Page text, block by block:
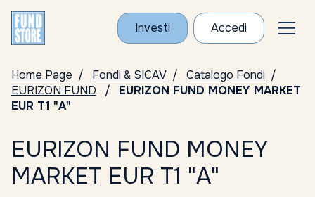
Investi Accedi
Home Page Fondi & SICAV
Catalogo Fondi
EURIZON FUND
EURIZON FUND MONEY MARKET
EUR T1 "A"
EURIZON FUND MONEY
MARKET EUR T1 "A"